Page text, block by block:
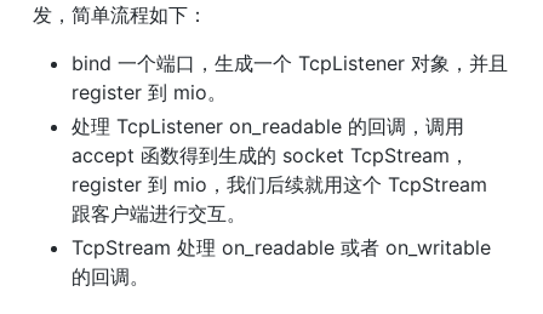
发，简单流程如下：
bind 一个端口，生成一个 TcpListener 对象，并且
register 到 mio。
处理 TcpListener on_readable 的回调，调用
accept 函数得到生成的 socket TcpStream，
register 到 mio，我们后续就用这个 TcpStream
跟客户端进行交互。
TcpStream 处理 on_readable 或者 on_writable
的回调。